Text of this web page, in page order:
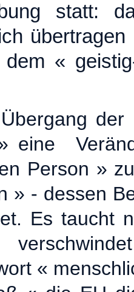
statt:
«
eine
Person »
» - dessen
Es taucht
«